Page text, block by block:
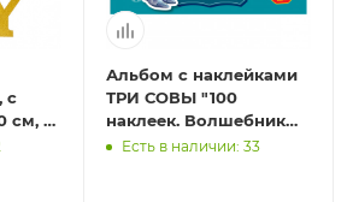
с
см, 1
Альбом с наклейками
ТРИ СОВЫ "100
наклеек. Волшебник
Изумрудного города",
Есть в наличии: 33